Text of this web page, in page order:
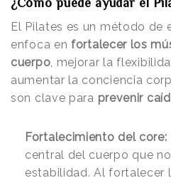
¿Cómo puede ayudar el
El Pilates es un método de
enfoca en fortalecer los
cuerpo, mejorar la
aumentar la conciencia
son clave para prevenir
Fortalecimiento del core:
central del cuerpo que
estabilidad. Al fortalecer